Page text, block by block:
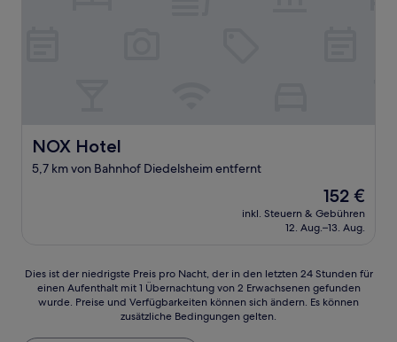
NOX Hotel
NOX Hotel
5,7 km von Bahnhof Diedelsheim entfernt
Der
Preis
beträgt
152 €
inkl. Steuern & Gebühren
12. Aug.–13. Aug.
Dies
der
Preis
Dies ist der niedrigste Preis pro Nacht, der in den letzten 24 Stunden für
einen Aufenthalt mit 1 Übernachtung von 2 Erwachsenen gefunden
wurde. Preise und Verfügbarkeiten können sich ändern. Es können
zusätzliche Bedingungen gelten.